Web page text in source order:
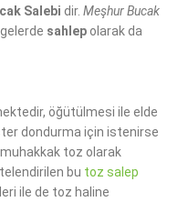
Salebi dir. Meşhur Bucak
sahlep olarak da
öğütülmesi ile elde
dondurma için istenirse
toz olarak
bu toz salep
ile de toz haline